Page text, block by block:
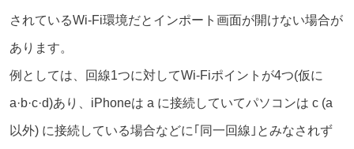
されているWi-Fi環境だとインポート画面が開けない場合が
あります。
例としては、回線1つに対してWi-Fiポイントが4つ(仮に
a·b·c·d)あり、iPhoneは a に接続していてパソコンは c (a
以外) に接続している場合などに｢同一回線｣とみなされず